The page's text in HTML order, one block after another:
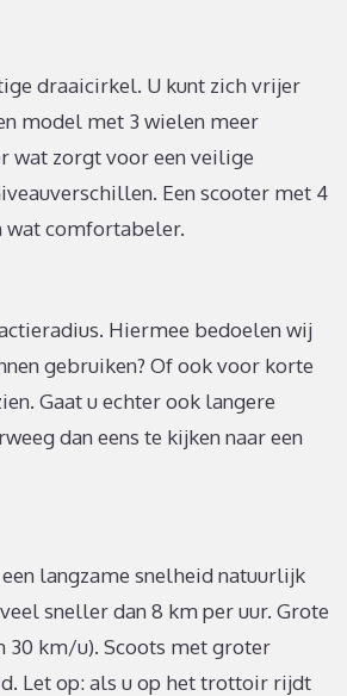
draaicirkel. U kunt zich vrijer
model met 3 wielen meer
wat zorgt voor een veilige
Een scooter met 4
wat comfortabeler.
Hiermee bedoelen wij
gebruiken? Of ook voor korte
Gaat u echter ook langere
dan eens te kijken naar een
langzame snelheid natuurlijk
sneller dan 8 km per uur. Grote
30 km/u). Scoots met groter
Let op: als u op het trottoir rijdt